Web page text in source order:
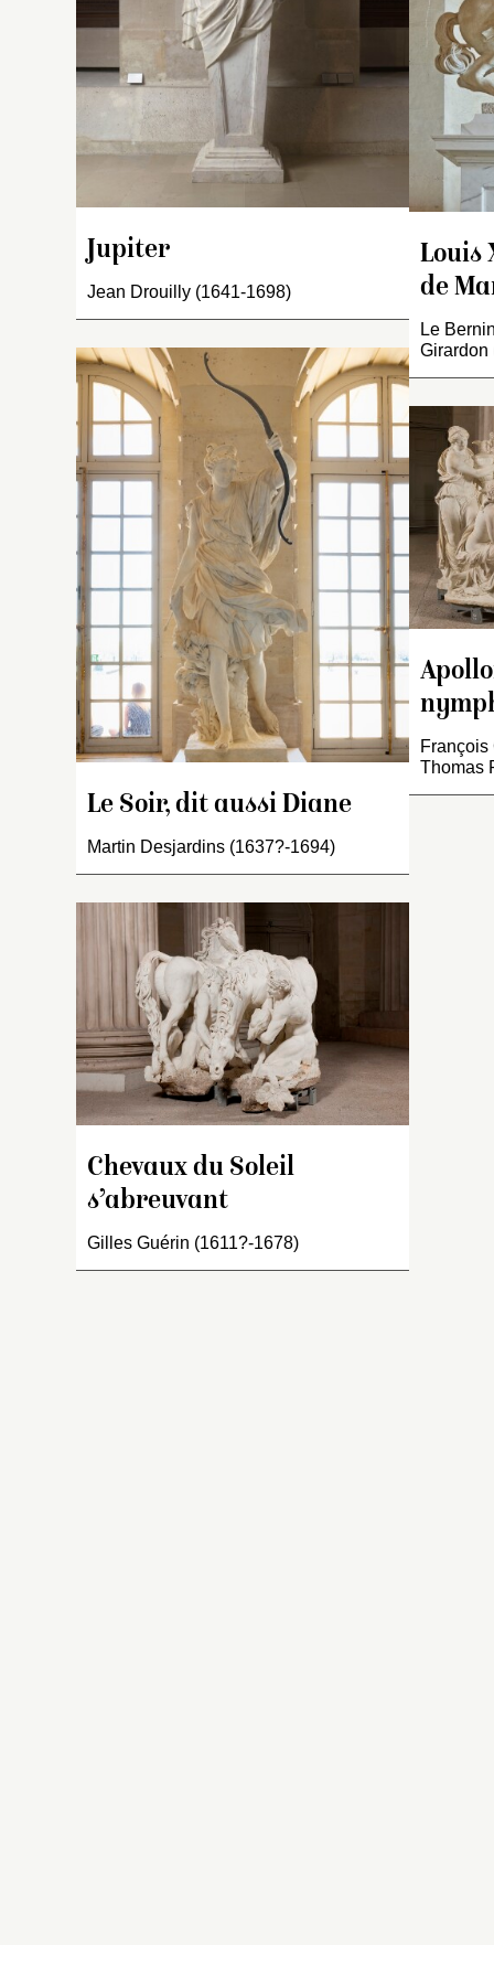
Jupiter
Jean Drouilly (1641-1698)
Le Soir, dit aussi Diane
Martin Desjardins (1637?-1694)
Chevaux du Soleil
s’abreuvant
Gilles Guérin (1611?-1678)
Louis
de
Le
Girardon
François
Thomas